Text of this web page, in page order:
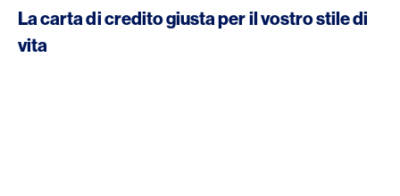
La carta di credito giusta per il vostro stile di
vita